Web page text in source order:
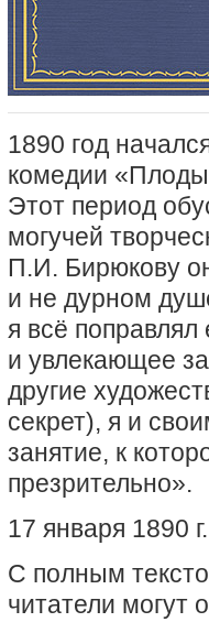
1890 год
комедии
Этот период
могучей
П.И. Бирюкову
и не дурном
я всё
и увлекающее
другие
секрет), я и
занятие, к
презрительно».
17 января 1890
С полным
читатели могут